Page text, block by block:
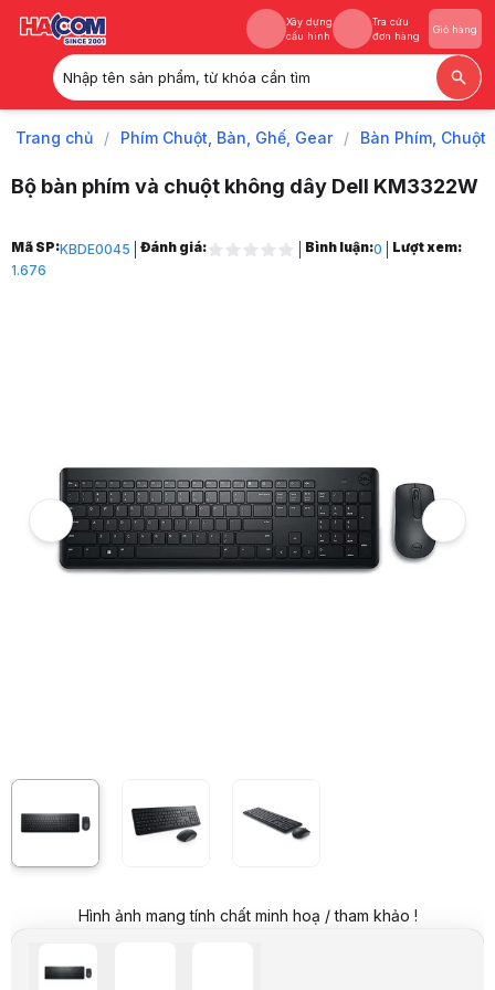
Xây dựng
cấu hình
Tra cứu
đơn hàng
Giỏ hàng
Nhập tên sản phẩm, từ khóa cần tìm
Xây dựng
Tra cứu
Trang chủ / Phím Chuột, Bàn, Ghế, Gear / Bàn Phím, Chuột
Bộ bàn phím và chuột không dây Dell KM3322W
Trang chủ
1
Bộ bàn phím và chuột không dây Dell KM3322W
Giá niêm yết:599.000 VND
Giá mua online:449.000 VND Tiết kiệm 150.000 VND (-25%)
Giá mua trả góp (6 tháng):74.834 VND / tháng
Trả góp qua thẻ VISA (12 tháng):37.417 VND / tháng
> Layout Fullsize 104 phím
> Thời lượng pin lên đến 36 tháng
Chuột:
> Thời lượng pin lên đến 18 tháng
Hãng sản xuất
Mã SP:KBDE0045 Đánh giá: Bình luận:0
Lượt xem:
1.676
Hình ảnh mang tính chất minh hoạ / tham khảo !